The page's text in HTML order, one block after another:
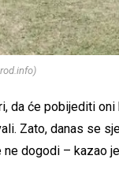
da će pobijediti
Zato, danas se
dogodi – kazao